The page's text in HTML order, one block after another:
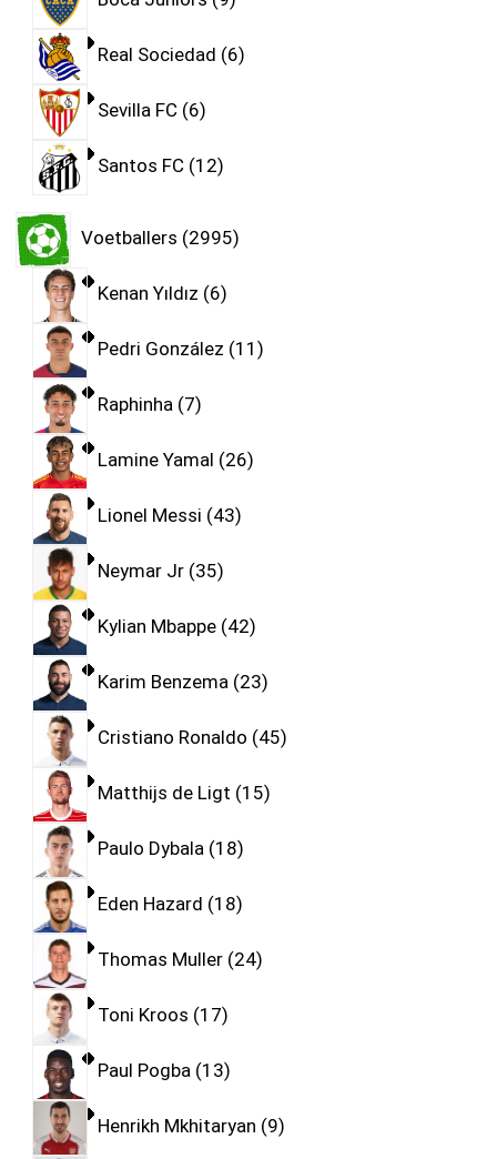
Real Sociedad 6
Sevilla FC 6
Santos FC 12
Voetballers 2995
Kenan Yıldız 6
Pedri González 11
Raphinha 7
Lamine Yamal 26
Lionel Messi 43
Neymar Jr 35
Kylian Mbappe 42
Karim Benzema 23
Cristiano Ronaldo 45
Matthijs de Ligt 15
Paulo Dybala 18
Eden Hazard 18
Thomas Muller 24
Toni Kroos 17
Paul Pogba 13
Henrikh Mkhitaryan 9